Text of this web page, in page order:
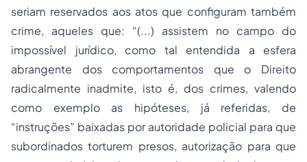
seriam reservados aos atos que configuram também
crime, aqueles que: “(...) assistem no campo do
impossível jurídico, como tal entendida a esfera
abrangente dos comportamentos que o Direito
radicalmente inadmite, isto é, dos crimes, valendo
como exemplo as hipóteses, já referidas, de
“instruções” baixadas por autoridade policial para que
subordinados torturem presos, autorização para que